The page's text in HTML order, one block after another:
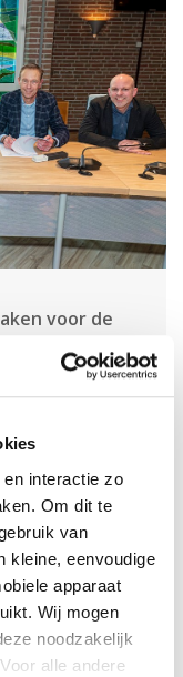
interactie zo
Om dit te
van
kleine, eenvoudige
apparaat
Wij mogen
noodzakelijk
alle andere
voor de
uit een
Leerdam,
organisatie en het